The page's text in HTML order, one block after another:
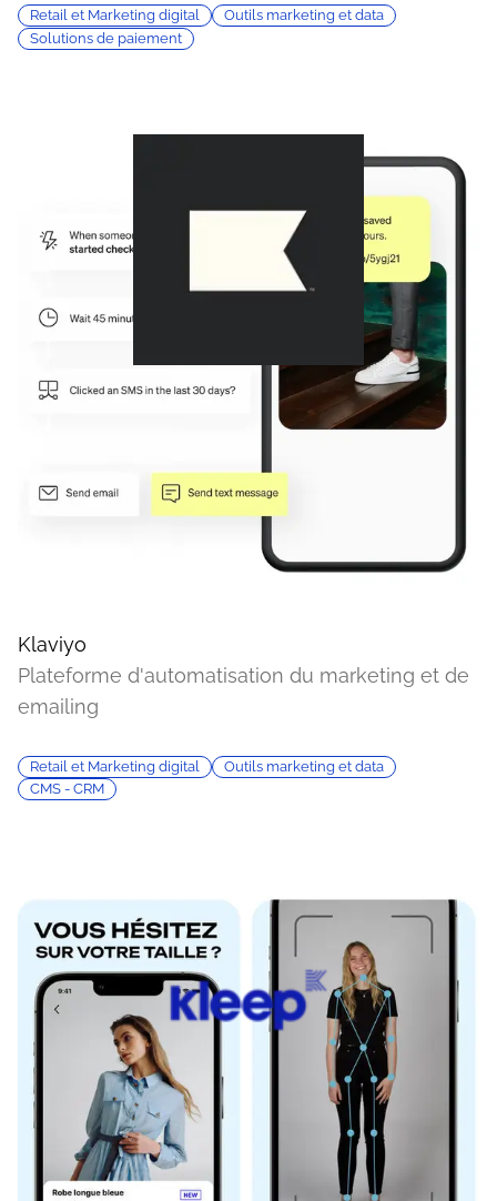
Retail et Marketing digital
Outils marketing et data
Solutions de paiement
Klaviyo
Plateforme d'automatisation du marketing et de
emailing
Retail et Marketing digital
Outils marketing et data
CMS - CRM